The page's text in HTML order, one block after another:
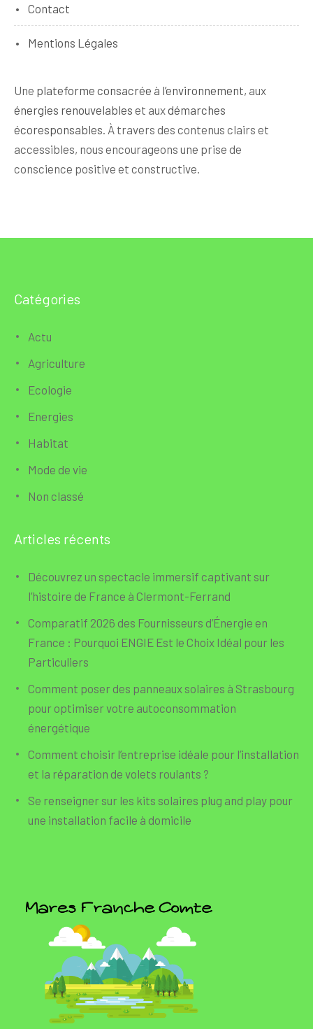
Contact
Mentions Légales
Une plateforme consacrée à l’environnement, aux
énergies renouvelables et auxdémarches
écoresponsables . À travers des contenus clairs et
accessibles, nous encourageons une prise de
conscience positive et constructive.
Catégories
Actu
Agriculture
Ecologie
Energies
Habitat
Mode de vie
Non classé
Articles récents
Découvrez un spectacle immersif captivant sur
l’histoire de France à Clermont-Ferrand
Comparatif 2026 des Fournisseurs d’Énergie en
France : Pourquoi ENGIE Est le Choix Idéal pour les
Particuliers
Comment poser des panneaux solaires à Strasbourg
pour optimiser votre autoconsommation
énergétique
Comment choisir l’entreprise idéale pour l’installation
et la réparation de volets roulants ?
Se renseigner sur les kits solaires plug and play pour
une installation facile à domicile